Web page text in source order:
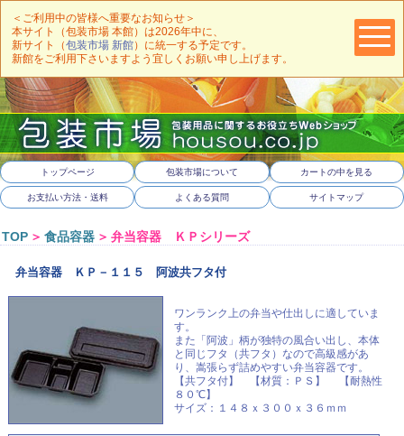
＜ご利用中の皆様へ重要なお知らせ＞
本サイト（包装市場 本館）は2026年中に、
新サイト（包装市場 新館）に統一する予定です。
新館をご利用下さいますよう宜しくお願い申し上げます。
トップページ 包装市場について カートの中を見る
お支払い方法・送料 よくある質問 サイトマップ
TOP ＞ 食品容器 ＞ 弁当容器 ＫＰシリーズ
弁当容器 ＫＰ－１１５ 阿波共フタ付
ワンランク上の弁当や仕出しに適していま
す。
また「阿波」柄が独特の風合い出し、本体
と同じフタ（共フタ）なので高級感があ
り、嵩張らず詰めやすい弁当容器です。
【共フタ付】 【材質：ＰＳ】 【耐熱性
８０℃】
サイズ：１４８ｘ３００ｘ３６ｍｍ